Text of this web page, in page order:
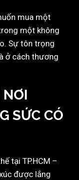
mua một
một không
Sự tôn trọng
ở cách thương
NƠI
SỨC CÓ
tại TP.HCM –
được lắng